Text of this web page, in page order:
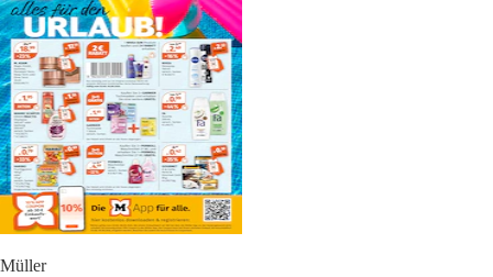
Müller